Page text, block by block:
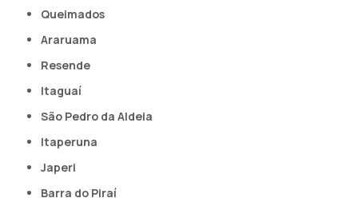
Queimados
Araruama
Resende
Itaguaí
São Pedro da Aldeia
Itaperuna
Japeri
Barra do Piraí